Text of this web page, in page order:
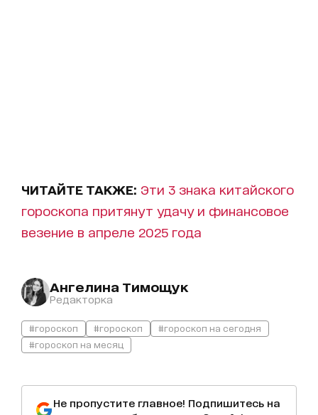
ЧИТАЙТЕ ТАКЖЕ: Эти 3 знака китайского
гороскопа притянут удачу и финансовое
везение в апреле 2025 года
Ангелина Тимощук
Редакторка
#гороскоп #гороскоп
#гороскоп на сегодня
#гороскоп на месяц
Не пропустите главное! Подпишитесь на